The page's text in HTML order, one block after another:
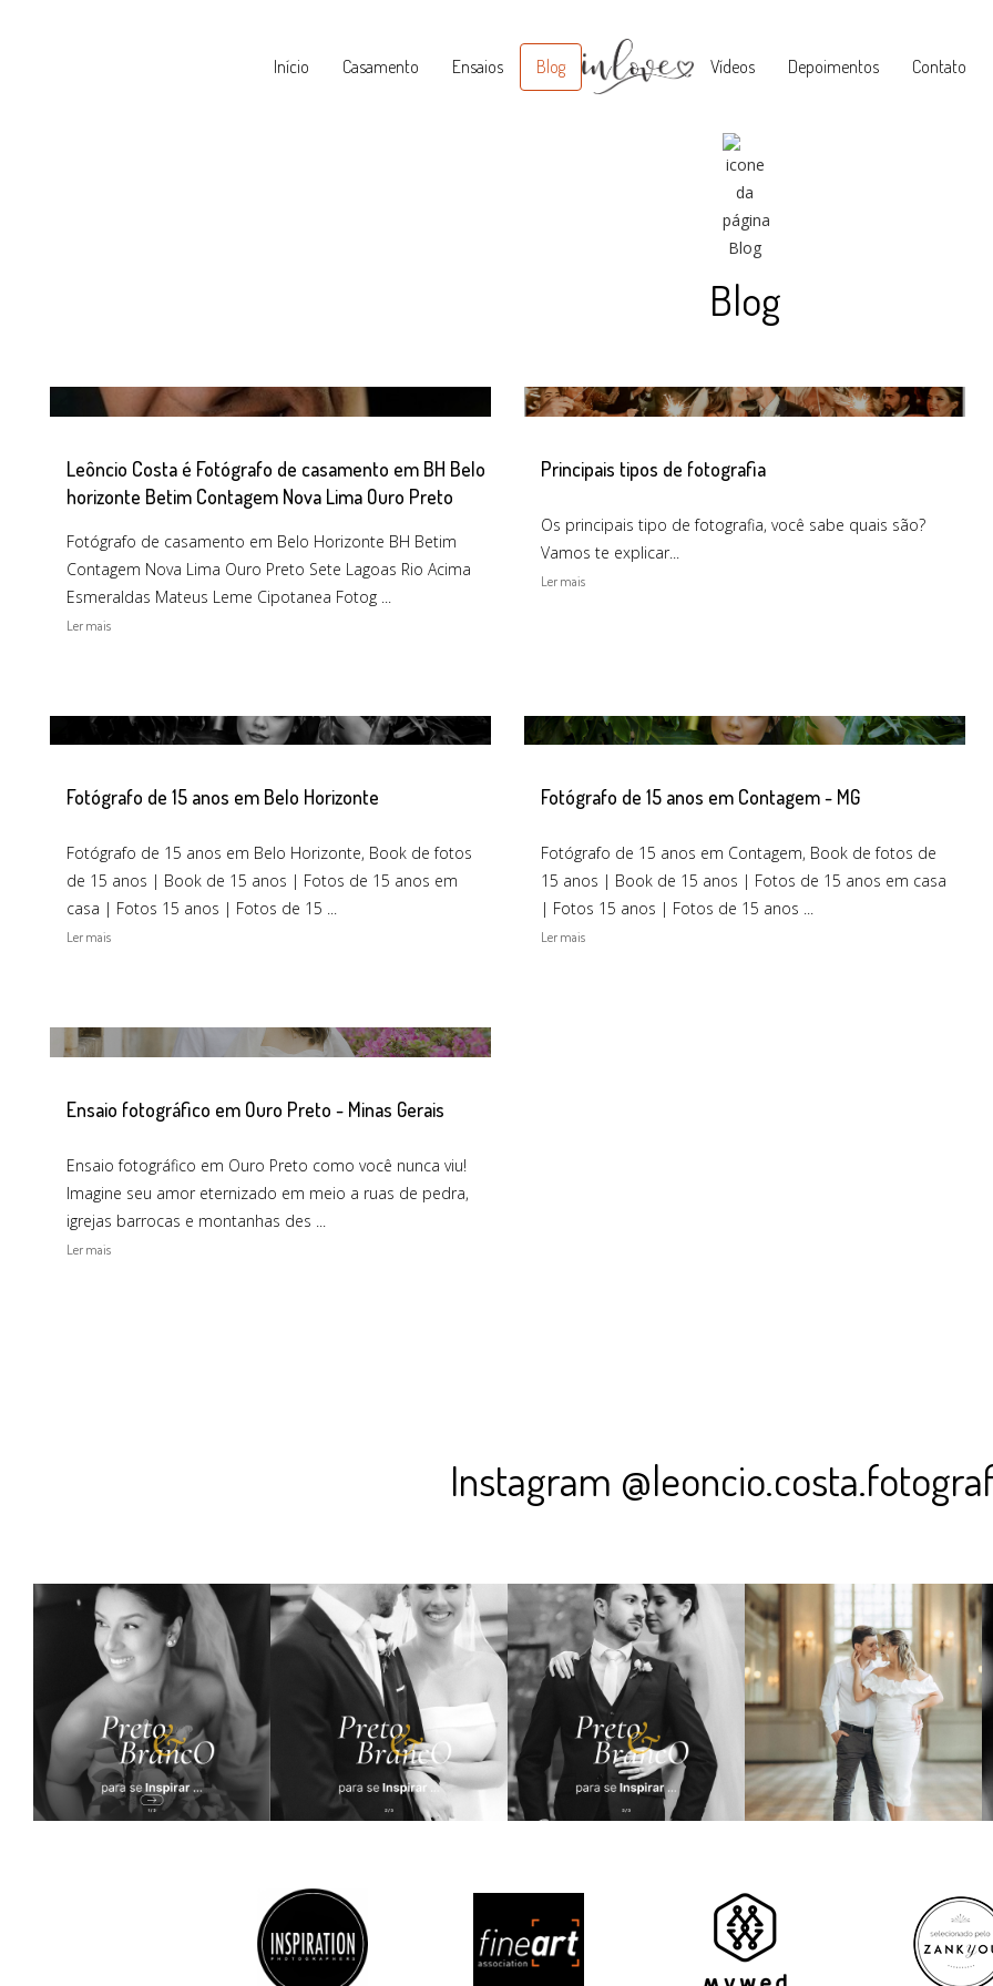
Início Casamento Ensaios Blog Vídeos Depoimentos Contato
Blog
Leôncio Costa é Fotógrafo de casamento em BH Belo
horizonte Betim Contagem Nova Lima Ouro Preto
Fotógrafo de casamento em Belo Horizonte BH Betim
Contagem Nova Lima Ouro Preto Sete Lagoas Rio Acima
Esmeraldas Mateus Leme Cipotanea Fotog ...
Ler mais
Principais tipos de fotografia
Os principais tipo de fotografia, você sabe quais são?
Vamos te explicar...
Ler mais
Fotógrafo de 15 anos em Belo Horizonte
Fotógrafo de 15 anos em Belo Horizonte, Book de fotos
de 15 anos | Book de 15 anos | Fotos de 15 anos em
casa | Fotos 15 anos | Fotos de 15 ...
Ler mais
Fotógrafo de 15 anos em Contagem - MG
Fotógrafo de 15 anos em Contagem, Book de fotos de
15 anos | Book de 15 anos | Fotos de 15 anos em casa
| Fotos 15 anos | Fotos de 15 anos ...
Ler mais
Ensaio fotográfico em Ouro Preto - Minas Gerais
Ensaio fotográfico em Ouro Preto como você nunca viu!
Imagine seu amor eternizado em meio a ruas de pedra,
igrejas barrocas e montanhas des ...
Ler mais
Instagram